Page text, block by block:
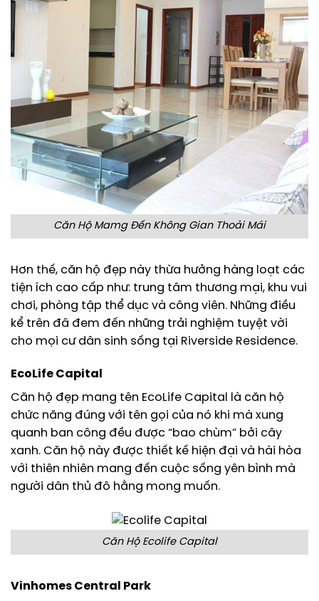
Căn Hộ Mamg Đến Không Gian Thoải Mái
Hơn thế, căn hộ đẹp này thừa hưởng hàng loạt các
tiện ích cao cấp như: trung tâm thương mại, khu vui
chơi, phòng tập thể dục và công viên. Những điều
kể trên đã đem đến những trải nghiệm tuyệt vời
cho mọi cư dân sinh sống tại Riverside Residence.
EcoLife Capital
Căn hộ đẹp mang tên EcoLife Capital là căn hộ
chức năng đúng với tên gọi của nó khi mà xung
quanh ban công đều được “bao chùm” bởi cây
xanh. Căn hộ này được thiết kế hiện đại và hài hòa
với thiên nhiên mang đến cuộc sống yên bình mà
người dân thủ đô hằng mong muốn.
Căn Hộ Ecolife Capital
Vinhomes Central Park